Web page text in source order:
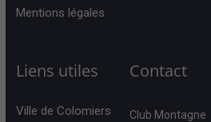
Mentions légales
Liens utiles
Ville de Colomiers
Contact
Club Montagne